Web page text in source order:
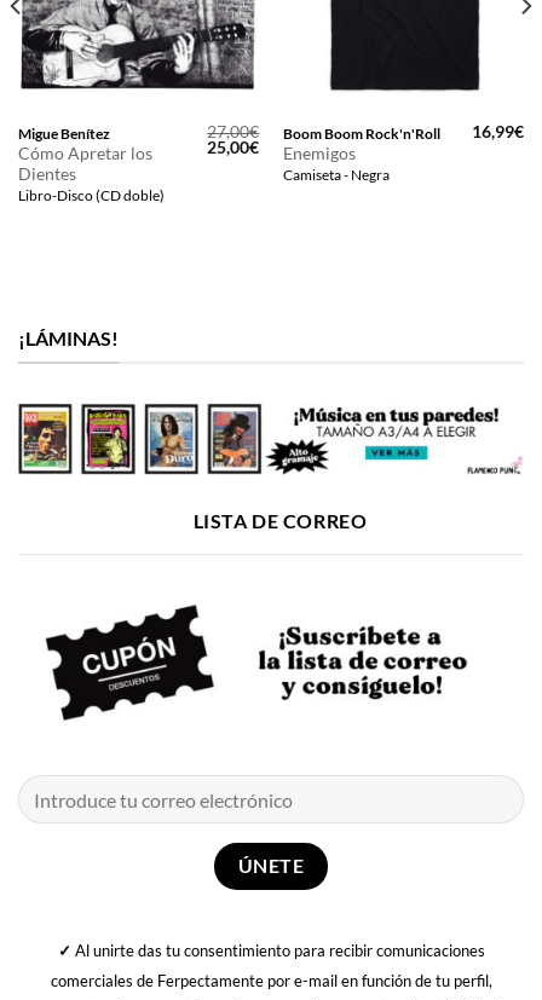
Migue Benítez
Cómo Apretar los
Dientes
Libro-Disco (CD doble)
27,00€
El
precio
25,00€El
precio
actual
Boom Boom Rock'n'Roll
Enemigos
Camiseta - Negra
16,99€
¡LÁMINAS!
LISTA DE CORREO
✓ Al unirte das tu consentimiento para recibir comunicaciones
comerciales de Ferpectamente por e-mail en función de tu perfil,